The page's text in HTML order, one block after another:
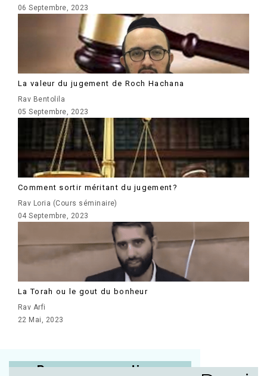
06 Septembre, 2023
La valeur du jugement de Roch Hachana
Rav Bentolila
05 Septembre, 2023
Comment sortir méritant du jugement?
Rav Loria (Cours séminaire)
04 Septembre, 2023
La Torah ou le gout du bonheur
Rav Arfi
22 Mai, 2023
Posez vos questions